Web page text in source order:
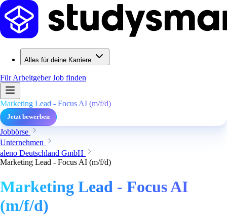
Alles für deine Karriere
Für ArbeitgeberJob finden
Marketing Lead - Focus AI (m/f/d)
Jetzt bewerben
Jobbörse
Unternehmen
aleno Deutschland GmbH
Marketing Lead - Focus AI (m/f/d)
Marketing Lead - Focus AI
(m/f/d)